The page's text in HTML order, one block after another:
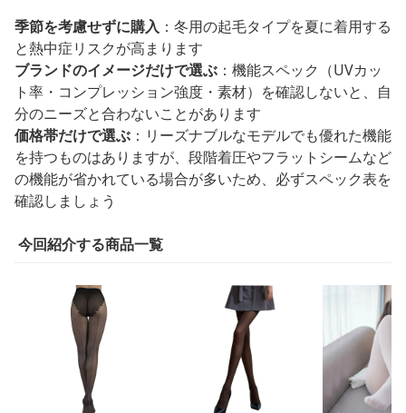
季節を考慮せずに購入 ：冬用の起毛タイプを夏に着用する
と熱中症リスクが高まります
ブランドのイメージだけで選ぶ ：機能スペック（UVカッ
ト率・コンプレッション強度・素材）を確認しないと、自
分のニーズと合わないことがあります
価格帯だけで選ぶ ：リーズナブルなモデルでも優れた機能
を持つものはありますが、段階着圧やフラットシームなど
の機能が省かれている場合が多いため、必ずスペック表を
確認しましょう
今回紹介する商品一覧